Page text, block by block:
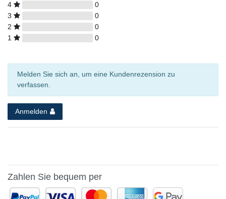
4
0
3
0
2
0
1
0
Melden Sie sich an, um eine Kundenrezension zu
verfassen.
Anmelden
Zahlen Sie bequem per